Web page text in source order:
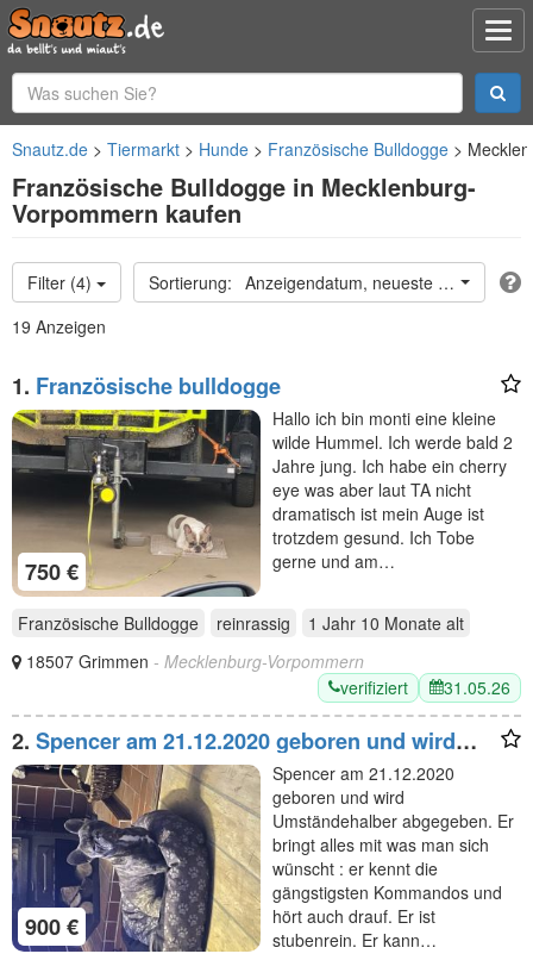
Snautz.de Tiermarkt Hunde Französische Bulldogge
Französische Bulldogge in Mecklenburg-
Vorpommern kaufen
Filter (4)
Anzeigendatum, neueste oben
19 Anzeigen
1. Französische bulldogge
750 €
Hallo ich bin monti eine kleine
wilde Hummel. Ich werde bald 2
Jahre jung. Ich habe ein cherry
eye was aber laut TA nicht
dramatisch ist mein Auge ist
trotzdem gesund. Ich Tobe
gerne und am…
Französische Bulldogge reinrassig 1 Jahr 10 Monate alt
18507 Grimmen - Mecklenburg-Vorpommern
verifiziert
31.05.26
2. Spencer am 21.12.2020 geboren und wird
Umständehalber
900 €
Spencer am 21.12.2020
geboren und wird
Umständehalber abgegeben. Er
bringt alles mit was man sich
wünscht : er kennt die
gängstigsten Kommandos und
hört auch drauf. Er ist
stubenrein. Er kann…